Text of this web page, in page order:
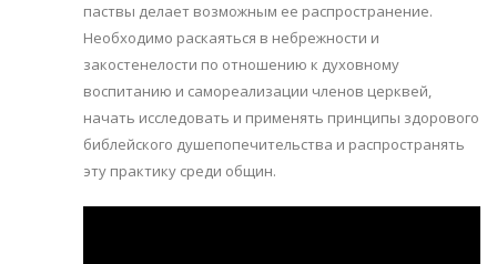
паствы делает возможным ее распространение.
Необходимо раскаяться в небрежности и
закостенелости по отношению к духовному
воспитанию и самореализации членов церквей,
начать исследовать и применять принципы здорового
библейского душепопечительства и распространять
эту практику среди общин.